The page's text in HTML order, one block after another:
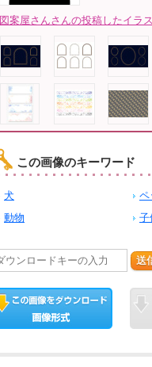
図案屋さんさんの投稿したイラ
この画像のキーワード
犬 ペ
動物
子
送